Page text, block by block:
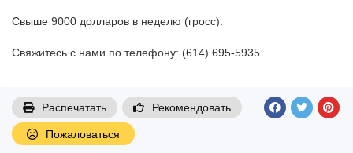
Свыше 9000 долларов в неделю (гросс).
Свяжитесь с нами по телефону: (614) 695-5935.
Распечатать Рекомендовать
Пожаловаться